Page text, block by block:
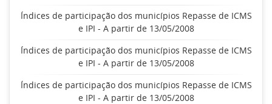
Índices de participação dos municípios Repasse de ICMS
e IPI - A partir de 13/05/2008
Índices de participação dos municípios Repasse de ICMS
e IPI - A partir de 13/05/2008
Índices de participação dos municípios Repasse de ICMS
e IPI - A partir de 13/05/2008